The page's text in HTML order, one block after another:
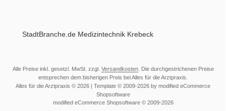
StadtBranche.de Medizintechnik Krebeck
Alle Preise inkl. gesetzl. MwSt. zzgl. Versandkosten. Die durchgestrichenen Preise
entsprechen dem bisherigen Preis bei Alles für die Arztpraxis.
Alles für die Arztpraxis © 2026 | Template © 2009-2026 by modified eCommerce
Shopsoftware
modified eCommerce Shopsoftware © 2009-2026